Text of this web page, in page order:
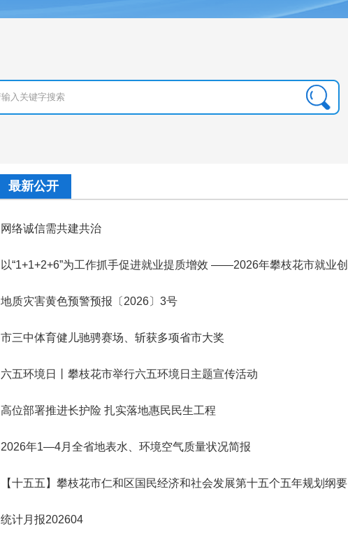
最新公开
网络诚信需共建共治
地质灾害黄色预警预报〔2026〕3号
市三中体育健儿驰骋赛场、斩获多项省市大奖
六五环境日丨攀枝花市举行六五环境日主题宣传活动
高位部署推进长护险 扎实落地惠民民生工程
2026年1—4月全省地表水、环境空气质量状况简报
【十五五】攀枝花市仁和区国民经济和社会发展第十五个五年规划纲要
统计月报202604